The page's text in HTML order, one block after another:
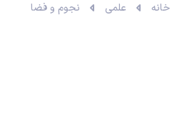
خانه علمی نجوم و فضا